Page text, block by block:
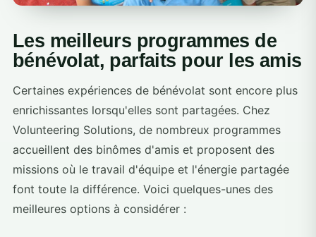
Les meilleurs programmes de
bénévolat, parfaits pour les amis
Certaines expériences de bénévolat sont encore plus
enrichissantes lorsqu'elles sont partagées. Chez
Volunteering Solutions, de nombreux programmes
accueillent des binômes d'amis et proposent des
missions où le travail d'équipe et l'énergie partagée
font toute la différence. Voici quelques-unes des
meilleures options à considérer :